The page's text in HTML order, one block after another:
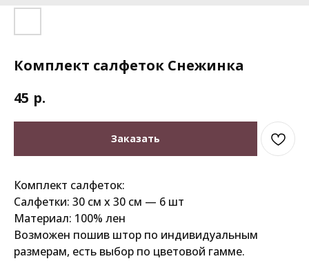
Комплект салфеток Снежинка
45 р.
Заказать
Комплект салфеток:
Салфетки: 30 см х 30 см — 6 шт
Материал: 100% лен
Возможен пошив штор по индивидуальным
размерам, есть выбор по цветовой гамме.